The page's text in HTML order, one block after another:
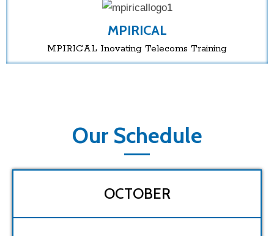
MPIRICAL
MPIRICAL Inovating Telecoms Training
Our Schedule
OCTOBER